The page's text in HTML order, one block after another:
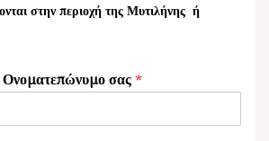
στην περιοχή της Μυτιλήνης ή
σας *